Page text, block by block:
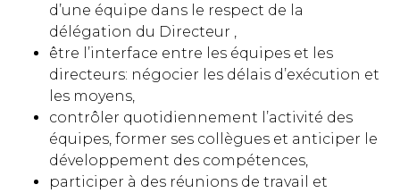
d’une équipe dans le respect de la
délégation du Directeur ,
être l’interface entre les équipes et les
directeurs: négocier les délais d’exécution et
les moyens,
contrôler quotidiennement l’activité des
équipes, former ses collègues et anticiper le
développement des compétences,
participer à des réunions de travail et